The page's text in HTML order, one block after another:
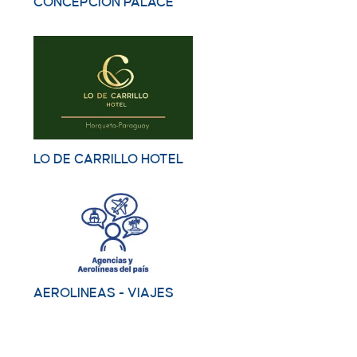
LO DE CARRILLO HOTEL
AEROLINEAS - VIAJES